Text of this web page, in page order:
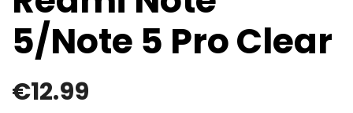
5/Note 5 Pro Clear
€12.99